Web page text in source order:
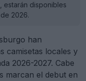
estarán disponibles
2026.
han
camisetas locales y
2026-2027. Cabe
marcan el debut en